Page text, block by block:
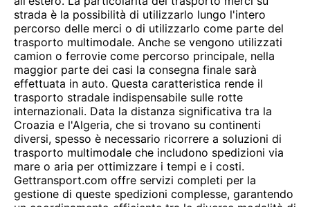
strada è la possibilità di utilizzarlo lungo l'intero
percorso delle merci o di utilizzarlo come parte del
trasporto multimodale. Anche se vengono utilizzati
camion o ferrovie come percorso principale, nella
maggior parte dei casi la consegna finale sarà
effettuata in auto. Questa caratteristica rende il
trasporto stradale indispensabile sulle rotte
internazionali. Data la distanza significativa tra la
Croazia e l'Algeria, che si trovano su continenti
diversi, spesso è necessario ricorrere a soluzioni di
trasporto multimodale che includono spedizioni via
mare o aria per ottimizzare i tempi e i costi.
Gettransport.com offre servizi completi per la
gestione di queste spedizioni complesse, garantendo